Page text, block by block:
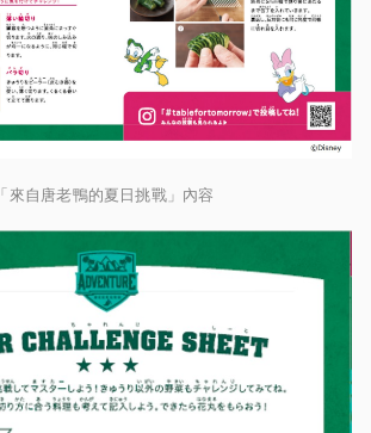
「來自唐老鴨的夏日挑戰」內容